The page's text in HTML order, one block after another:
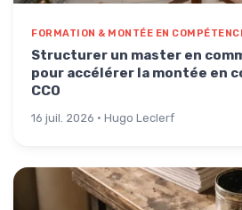
FORMATION & MONTÉE EN
Structurer un master en
pour accélérer la montée en
CCO
16 juil. 2026 · Hugo Leclerf